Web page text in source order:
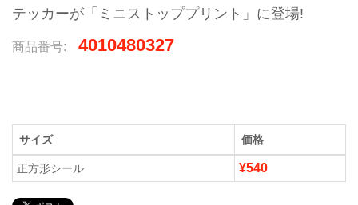
テッカーが「ミニストッププリント」に登場!
商品番号: 4010480327
サイズ 価格
正方形シール ¥540